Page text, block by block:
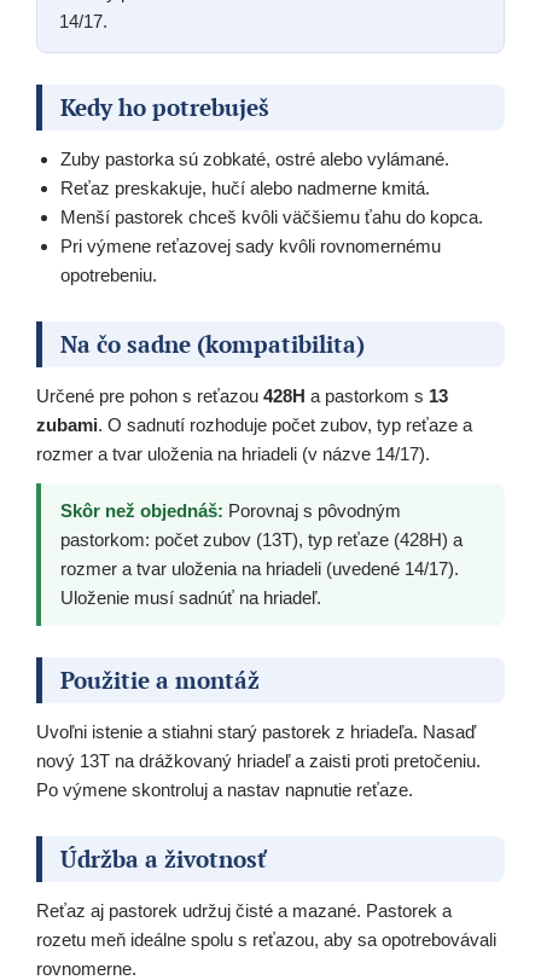
14/17.
Kedy ho potrebuješ
Zuby pastorka sú zobkaté, ostré alebo vylámané.
Reťaz preskakuje, hučí alebo nadmerne kmitá.
Menší pastorek chceš kvôli väčšiemu ťahu do kopca.
Pri výmene reťazovej sady kvôli rovnomernému
opotrebeniu.
Na čo sadne (kompatibilita)
Určené pre pohon s reťazou 428H a pastorkom s 13
zubami. O sadnutí rozhoduje počet zubov, typ reťaze a
rozmer a tvar uloženia na hriadeli (v názve 14/17).
Skôr než objednáš: Porovnaj s pôvodným
pastorkom: počet zubov (13T), typ reťaze (428H) a
rozmer a tvar uloženia na hriadeli (uvedené 14/17).
Uloženie musí sadnúť na hriadeľ.
Použitie a montáž
Uvoľni istenie a stiahni starý pastorek z hriadeľa. Nasaď
nový 13T na drážkovaný hriadeľ a zaisti proti pretočeniu.
Po výmene skontroluj a nastav napnutie reťaze.
Údržba a životnosť
Reťaz aj pastorek udržuj čisté a mazané. Pastorek a
rozetu meň ideálne spolu s reťazou, aby sa opotrebovávali
rovnomerne.